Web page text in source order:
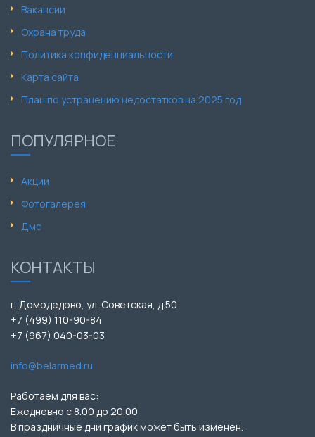
Вакансии
Охрана труда
Политика конфиденциальности
Карта сайта
План по устранению недостатков на 2025 год
ПОПУЛЯРНОЕ
Акции
Фотогалерея
Дмс
КОНТАКТЫ
г. Домодедово, ул. Советская, д.50
+7 (499) 110-90-84
+7 (967) 040-03-03
info@belarmed.ru
Работаем для вас:
Ежедневно с 8.00 до 20.00
В праздничные дни график может быть изменен.